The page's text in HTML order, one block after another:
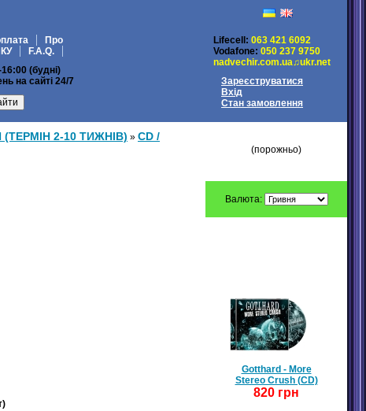
Про
F.A.Q.
(будні)
на сайті 24/7
Lifecell: 063 421 6092
Vodafone: 050 237 9750
nadvechir.com.ua♫ukr.net
Зареєструватися
Вхід
Стан замовлення
(ТЕРМІН 2-10 ТИЖНІВ) » CD /
(порожньо)
Валюта:
Gotthard - More
Stereo Crush (CD)
820 грн